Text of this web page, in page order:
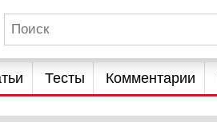
Тесты Комментарии